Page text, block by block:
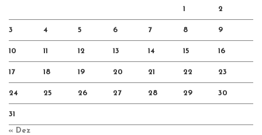
1 2
3 4 5 6 7 8 9
10 11 12 13 14 15 16
17 18 19 20 21 22 23
24 25 26 27 28 29 30
31
« Dez